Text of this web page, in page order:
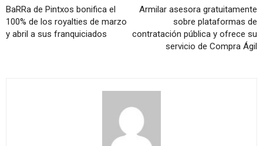
BaRRa de Pintxos bonifica el
100% de los royalties de marzo
y abril a sus franquiciados
Armilar asesora gratuitamente
sobre plataformas de
contratación pública y ofrece su
servicio de Compra Ágil